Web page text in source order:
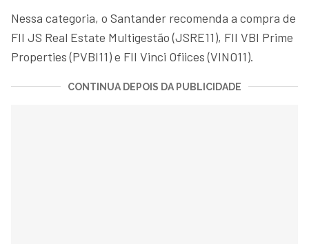
Nessa categoria, o Santander recomenda a compra de
FII JS Real Estate Multigestão (JSRE11), FII VBI Prime
Properties (PVBI11) e FII Vinci Ofiices (VINO11).
CONTINUA DEPOIS DA PUBLICIDADE